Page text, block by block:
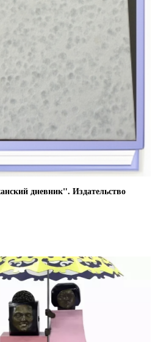
дневник". Издательство